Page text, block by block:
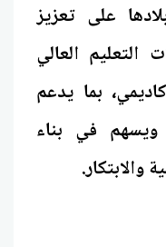
على تعزيز
العالي
بما يدعم
ويسهم في بناء
والابتكار.